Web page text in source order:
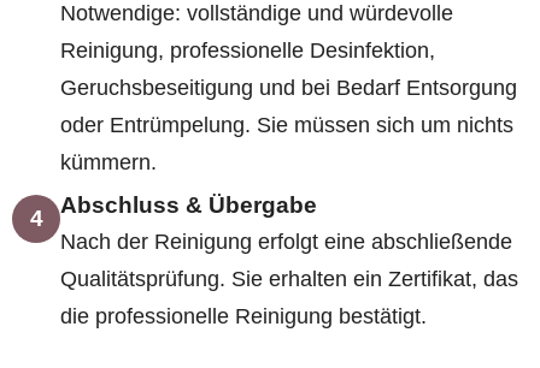
Notwendige: vollständige und würdevolle
Reinigung, professionelle Desinfektion,
Geruchsbeseitigung und bei Bedarf Entsorgung
oder Entrümpelung. Sie müssen sich um nichts
kümmern.
4 Abschluss & Übergabe
Nach der Reinigung erfolgt eine abschließende
Qualitätsprüfung. Sie erhalten ein Zertifikat, das
die professionelle Reinigung bestätigt.